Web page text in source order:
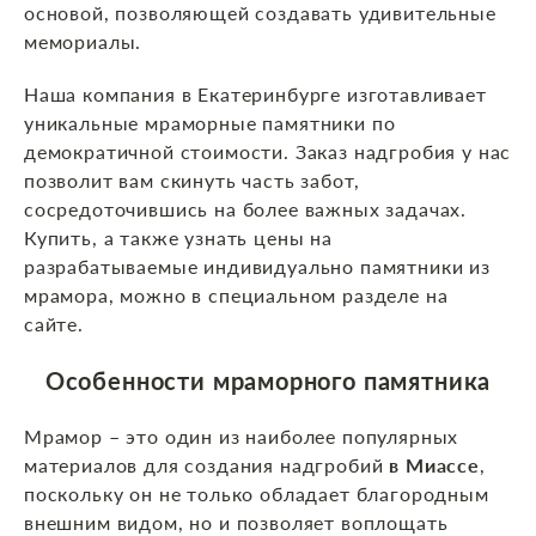
основой, позволяющей создавать удивительные
мемориалы.
Наша компания в Екатеринбурге изготавливает
уникальные мраморные памятники по
демократичной стоимости. Заказ надгробия у нас
позволит вам скинуть часть забот,
сосредоточившись на более важных задачах.
Купить, а также узнать цены на
разрабатываемые индивидуально памятники из
мрамора, можно в специальном разделе на
сайте.
Особенности мраморного памятника
Мрамор – это один из наиболее популярных
материалов для создания надгробий в Миассе,
поскольку он не только обладает благородным
внешним видом, но и позволяет воплощать